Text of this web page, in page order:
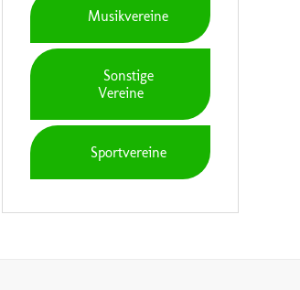
Musikvereine
Sonstige
Vereine
Sportvereine